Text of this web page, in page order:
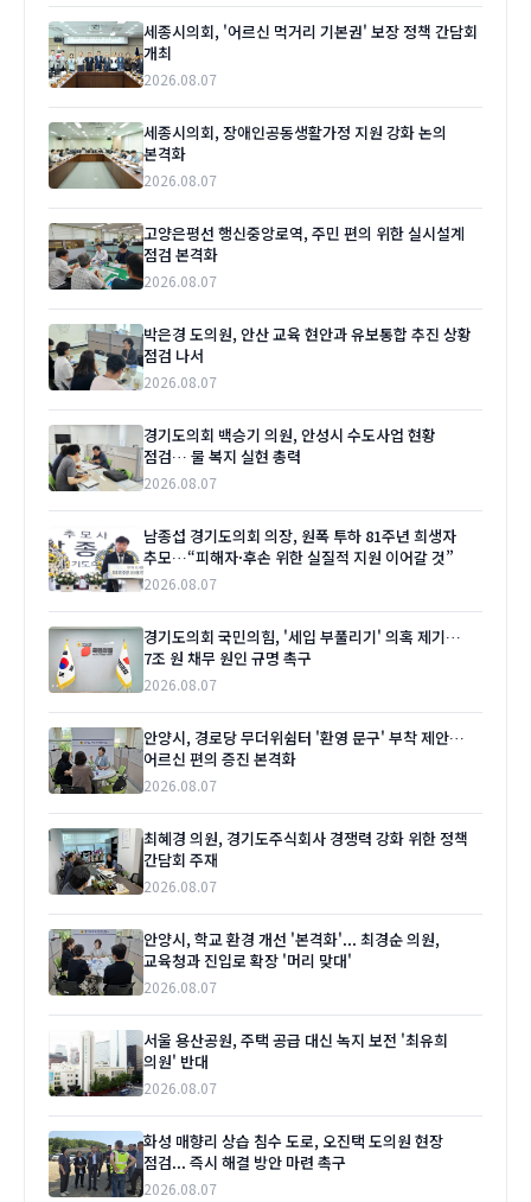
세종시의회, '어르신 먹거리 기본권' 보장 정책 간담회
개최
2026.08.07
세종시의회, 장애인공동생활가정 지원 강화 논의
본격화
2026.08.07
고양은평선 행신중앙로역, 주민 편의 위한 실시설계
점검 본격화
2026.08.07
박은경 도의원, 안산 교육 현안과 유보통합 추진 상황
점검 나서
2026.08.07
경기도의회 백승기 의원, 안성시 수도사업 현황
점검… 물 복지 실현 총력
2026.08.07
남종섭 경기도의회 의장, 원폭 투하 81주년 희생자
추모…“피해자·후손 위한 실질적 지원 이어갈 것”
2026.08.07
경기도의회 국민의힘, '세입 부풀리기' 의혹 제기…
7조 원 채무 원인 규명 촉구
2026.08.07
안양시, 경로당 무더위쉼터 '환영 문구' 부착 제안…
어르신 편의 증진 본격화
2026.08.07
최혜경 의원, 경기도주식회사 경쟁력 강화 위한 정책
간담회 주재
2026.08.07
안양시, 학교 환경 개선 '본격화'... 최경순 의원,
교육청과 진입로 확장 '머리 맞대'
2026.08.07
서울 용산공원, 주택 공급 대신 녹지 보전 '최유희
의원' 반대
2026.08.07
화성 매향리 상습 침수 도로, 오진택 도의원 현장
점검... 즉시 해결 방안 마련 촉구
2026.08.07